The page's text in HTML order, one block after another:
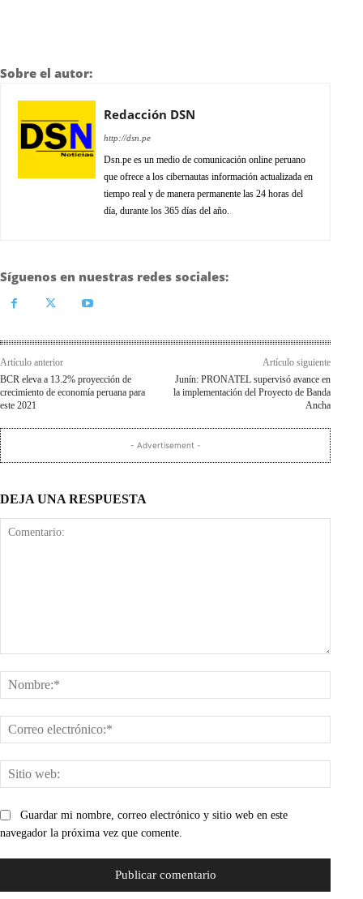
Sobre el autor:
Redacción DSN
http://dsn.pe
Dsn.pe es un medio de comunicación online peruano
que ofrece a los cibernautas información actualizada en
tiempo real y de manera permanente las 24 horas del
día, durante los 365 días del año.
Síguenos en nuestras redes sociales:
Artículo anterior
BCR eleva a 13.2% proyección de
crecimiento de economía peruana para
este 2021
Artículo siguiente
Junín: PRONATEL supervisó avance en
la implementación del Proyecto de Banda
Ancha
- Advertisement -
DEJA UNA RESPUESTA
web:
Guardar mi nombre, correo electrónico y sitio web en este
navegador la próxima vez que comente.